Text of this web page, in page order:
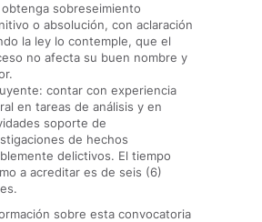
sobreseimiento
o absolución, con aclaración
la ley lo contemple, que el
no afecta su buen nombre y
contar con experiencia
en tareas de análisis y en
soporte de
de hechos
delictivos. El tiempo
a acreditar es de seis (6)
sobre esta convocatoria